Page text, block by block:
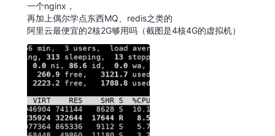
一个nginx，
再加上偶尔学点东西MQ、redis之类的
阿里云最便宜的2核2G够用吗（截图是4核4G的虚拟机）